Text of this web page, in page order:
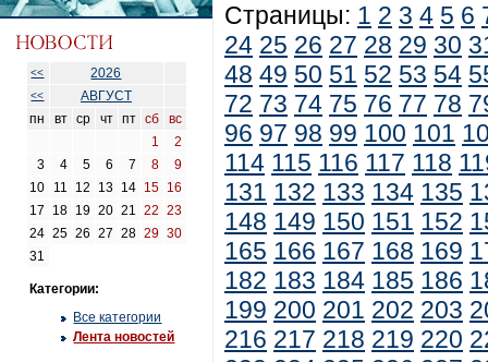
<< 2026
<<
АВГУСТ
пн
вт ср чт пт сб
вс
1
2
3
4 5 6 7 8
9
10
11 12 13 14 15 16
17
18 19 20 21 22
23
24 25 26 27 28 29 30
31
Категории:
Все категории
Лента новостей
Страницы: 1 2 3 4 5 6
24 25 26 27 28 29 30
48 49 50 51 52 53 54
72 73 74 75 76 77 78
96 97 98 99 100 101
114 115 116 117 118
131 132 133 134 135
148 149 150 151 152
165 166 167 168 169
182 183 184 185 186
199 200 201 202 203
216 217 218 219 220